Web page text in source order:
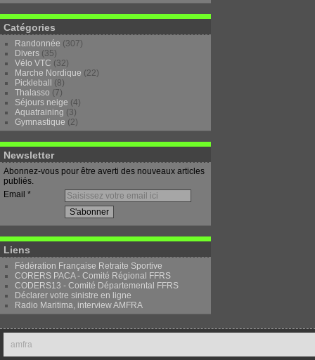
Catégories
Randonnée (307)
Divers (35)
Vélo VTC (32)
Marche Nordique (22)
Pickleball
(8)
Thalasso (7)
Séjours neige (4)
Aquatraining (3)
Gymnastique (2)
Newsletter
Abonnez-vous pour être averti des nouveaux articles
publiés.
Email
Liens
Fédération Française Retraite Sportive
CORERS PACA - Comité Régional FFRS
CODERS13 - Comité Départemental FFRS
Déclarer votre sinistre en ligne
Radio Maritima, interview AMFRA
amfra